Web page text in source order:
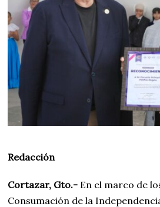
Redacción
Cortazar, Gto.- En el marco de
Consumación de la